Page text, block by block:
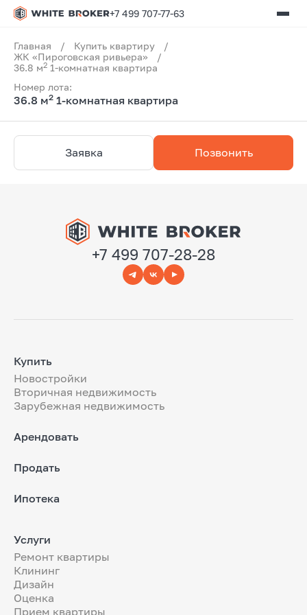
+7 499 707-77-63
Главная / Купить квартиру
/
ЖК «Пироговская ривьера»
/
36.8 м2 1-комнатная квартира
Номер лота:
36.8 м2 1-комнатная квартира
Заявка Позвонить
+7 499 707-28-28
Купить
Новостройки
Вторичная недвижимость
Зарубежная недвижимость
Арендовать
Продать
Ипотека
Услуги
Ремонт квартиры
Клининг
Дизайн
Оценка
Прием квартиры